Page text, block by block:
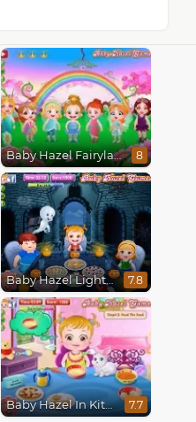
Baby Hazel Fairyland Ballet 8
Baby Hazel Lighthouse Adventure 7.8
Baby Hazel In Kitchen 7.7